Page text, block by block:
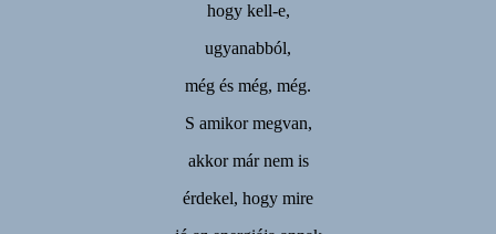
hogy kell-e,
ugyanabból,
még és még, még.
S amikor megvan,
akkor már nem is
érdekel, hogy mire